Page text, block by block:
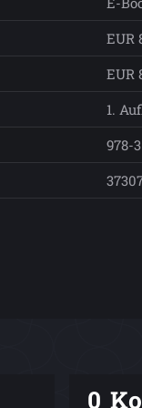
EUR
EUR
1.
978-
0